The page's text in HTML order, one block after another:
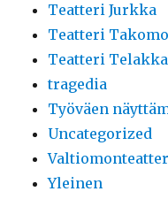
Teatteri Jurkka
Teatteri Takomo
Teatteri Telakka
tragedia
Työväen
Uncategorized
Yleinen